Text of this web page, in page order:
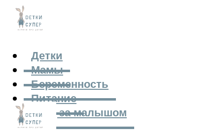
Детки
Мамы
Беременность
Питание
Уход за малышом